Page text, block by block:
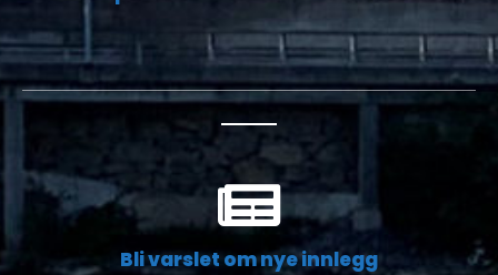
Bli varslet om nye innlegg